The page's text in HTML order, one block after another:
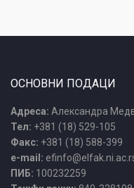
ОСНОВНИ ПОДАЦИ
Адреса: Александра
Тел: +381 (18) 529-105
Факс: +381 (18) 588-399
e-mail:
ПИБ: 100232259